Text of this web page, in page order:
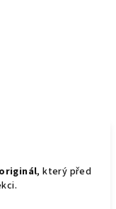
, který před